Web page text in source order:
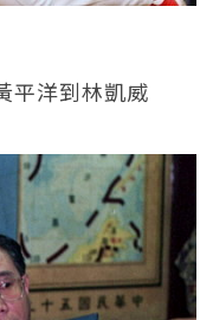
平洋到林凱威